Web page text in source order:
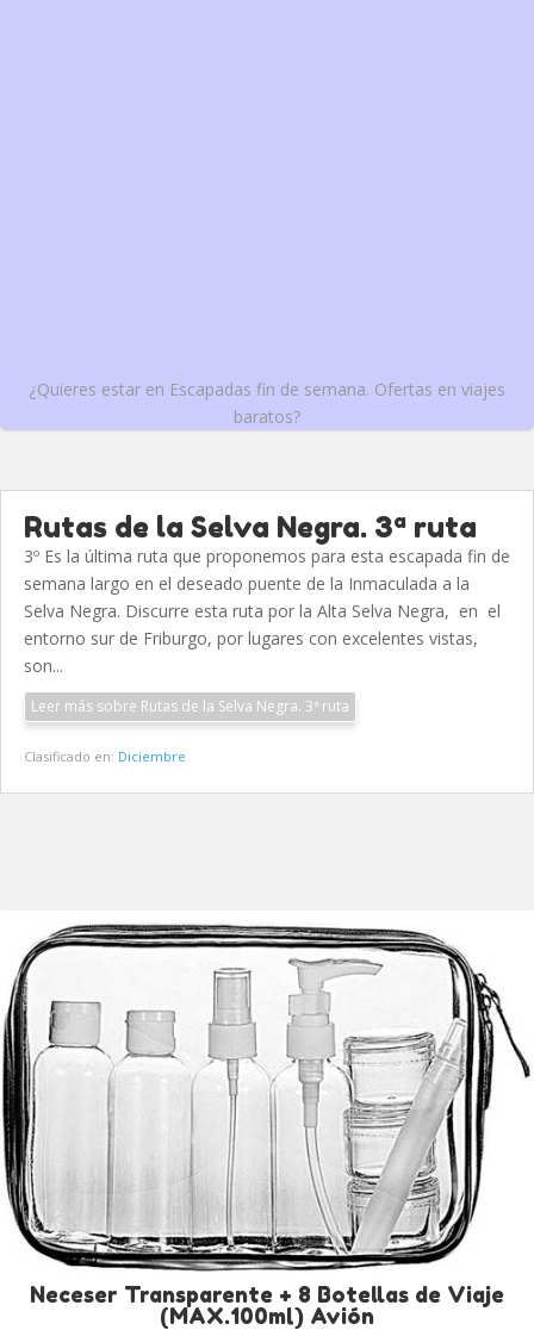
¿Quieres estar en Escapadas fin de semana. Ofertas en viajes
baratos?
Rutas de la Selva Negra. 3ª ruta
3º Es la última ruta que proponemos para esta escapada fin de
semana largo en el deseado puente de la Inmaculada a la
Selva Negra. Discurre esta ruta por la Alta Selva Negra, en el
entorno sur de Friburgo, por lugares con excelentes vistas,
son...
Leer más sobre Rutas de la Selva Negra. 3ª ruta
Clasificado en: Diciembre
Neceser Transparente + 8 Botellas de Viaje
(MAX.100ml) Avión